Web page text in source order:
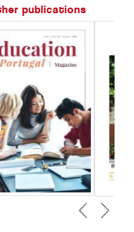
publications
Previous
Next